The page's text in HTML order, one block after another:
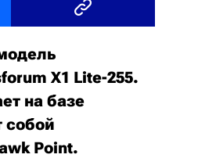
X1 Lite-255.
на базе
собой
Point.